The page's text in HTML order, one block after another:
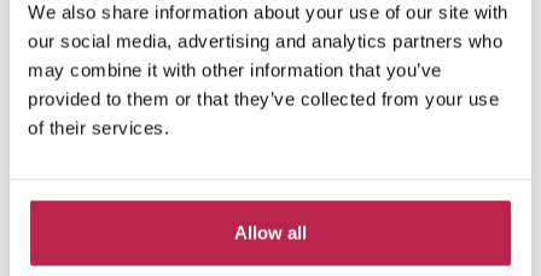
We also share information about your use of our site with
our social media, advertising and analytics partners who
may combine it with other information that you’ve
provided to them or that they’ve collected from your use
of their services.
Allow all
Camera da letto 1
Letto matrimoniale grande (180x200)cm
Letto matrimoniale grande (180x200)cm